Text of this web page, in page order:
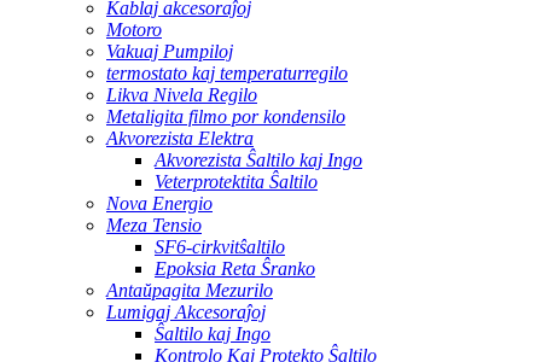
Kablaj akcesoraĵoj
Motoro
Vakuaj Pumpiloj
termostato kaj temperaturregilo
Likva Nivela Regilo
Metaligita filmo por kondensilo
Akvorezista Elektra
Akvorezista Ŝaltilo kaj Ingo
Veterprotektita Ŝaltilo
Nova Energio
Meza Tensio
SF6-cirkvitŝaltilo
Epoksia Reta Ŝranko
Antaŭpagita Mezurilo
Lumigaj Akcesoraĵoj
Ŝaltilo kaj Ingo
Kontrolo Kaj Protekto Ŝaltilo